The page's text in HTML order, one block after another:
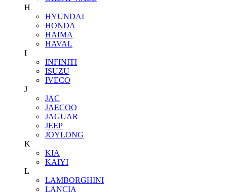
H
HYUNDAI
HONDA
HAIMA
HAVAL
I
INFINITI
ISUZU
IVECO
J
JAC
JAECOO
JAGUAR
JEEP
JOYLONG
K
KIA
KAIYI
L
LAMBORGHINI
LANCIA